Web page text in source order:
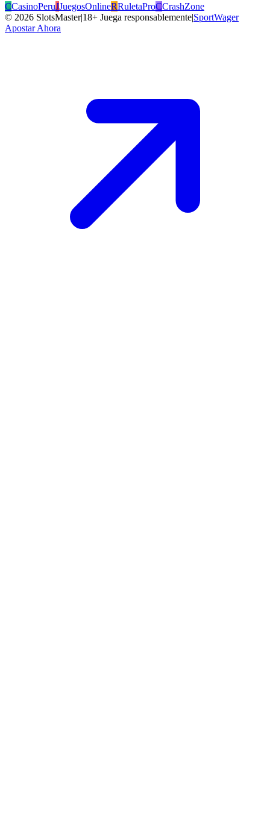
CCasinoPeruJJuegosOnlineRRuletaProCCrashZone
© 2026 SlotsMaster|18+ Juega responsablemente|SportWager
Apostar Ahora